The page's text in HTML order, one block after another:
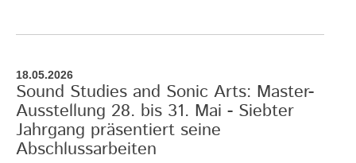
18.05.2026
Sound Studies and Sonic Arts: Master-
Ausstellung 28. bis 31. Mai - Siebter
Jahrgang präsentiert seine
Abschlussarbeiten